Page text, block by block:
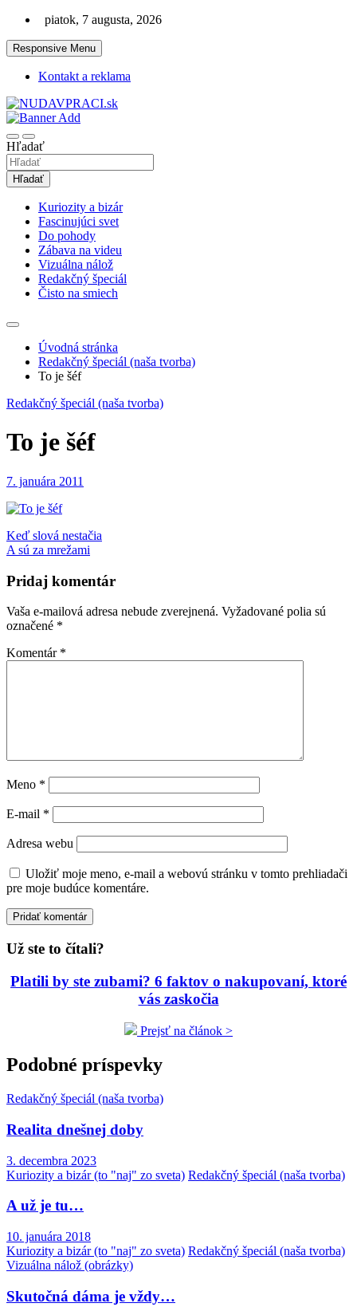
Skip
content
piatok, 7 augusta, 2026
Responsive Menu
Kontakt a reklama
nudaVpráci.sk
Hľadať
Hľadať
Kuriozity a bizár
Fascinujúci svet
Do pohody
Zábava na videu
Vizuálna nálož
Redakčný špeciál
Čisto na smiech
Úvodná stránka
Redakčný špeciál (naša tvorba)
To je šéf
Redakčný špeciál (naša tvorba)
To je šéf
7. januára 2011
Navigácia
v
článku
Keď slová nestačia
A sú za mrežami
Pridaj komentár
Vaša e-mailová adresa nebude zverejnená. Vyžadované polia sú
označené *
Komentár *
Meno *
E-mail *
Adresa webu
Uložiť moje meno, e-mail a webovú stránku v tomto prehliadači
pre moje budúce komentáre.
Už ste to čítali?
Platili by ste zubami? 6 faktov o nakupovaní, ktoré
vás zaskočia
Prejsť na článok >
Podobné príspevky
Redakčný špeciál (naša tvorba)
Realita dnešnej doby
3. decembra 2023
Kuriozity a bizár (to "naj" zo sveta) Redakčný špeciál (naša tvorba)
A už je tu…
10. januára 2018
Kuriozity a bizár (to "naj" zo sveta) Redakčný špeciál (naša tvorba)
Vizuálna nálož (obrázky)
Skutočná dáma je vždy…